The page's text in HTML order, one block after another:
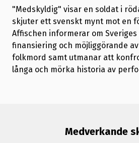
"Medskyldig" visar en soldat i
skjuter ett svenskt mynt mot en
Affischen informerar om
finansiering och möjliggörande
folkmord samt utmanar att
långa och mörka historia av
Medverkande